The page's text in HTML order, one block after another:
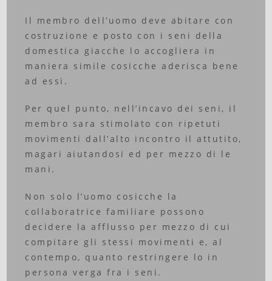
Il membro dell’uomo deve abitare con
costruzione e posto con i seni della
domestica giacche lo accogliera in
maniera simile cosicche aderisca bene
ad essi.
Per quel punto, nell’incavo dei seni, il
membro sara stimolato con ripetuti
movimenti dall’alto incontro il attutito,
magari aiutandosi ed per mezzo di le
mani.
Non solo l’uomo cosicche la
collaboratrice familiare possono
decidere la afflusso per mezzo di cui
compitare gli stessi movimenti e, al
contempo, quanto restringere lo in
persona verga fra i seni.